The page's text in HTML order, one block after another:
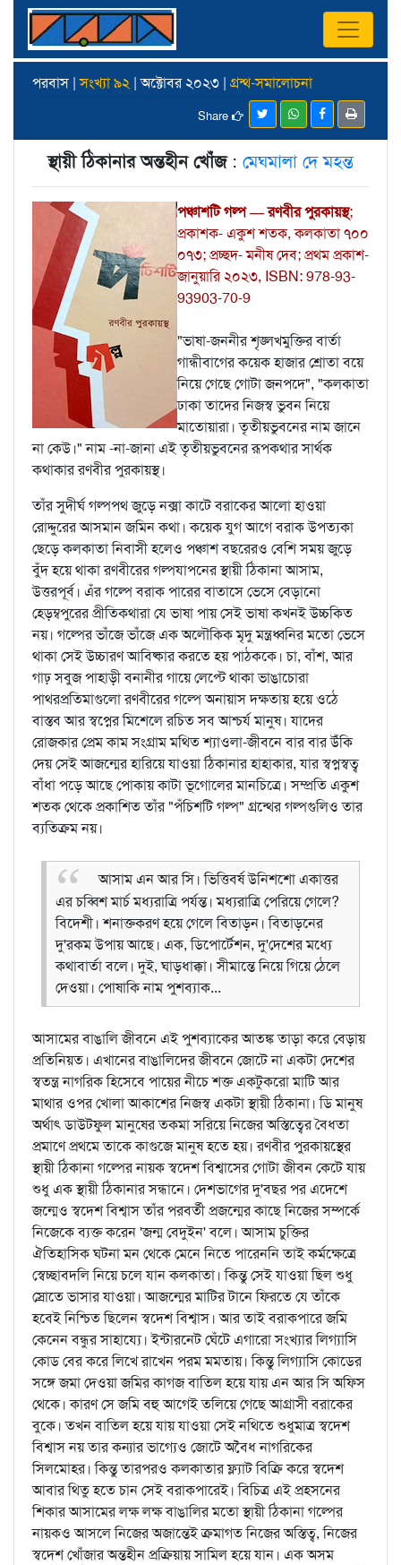
পরবাস |সংখ্যা ৯২ | অক্টোবর ২০২৩ | গ্রন্থ-সমালোচনা
Share
স্থায়ী ঠিকানার অন্তহীন খোঁজ: মেঘমালা দে মহন্ত
পঞ্চাশটি গল্প — রণবীর পুরকায়স্থ;
প্রকাশক- একুশ শতক, কলকাতা ৭০০
০৭৩; প্রচ্ছদ- মনীষ দেব; প্রথম প্রকাশ-
জানুয়ারি ২০২৩, ISBN: 978-93-
93903-70-9
"ভাষা-জননীর শৃঙ্লখমুক্তির বার্তা
গান্ধীবাগের কয়েক হাজার শ্রোতা বয়ে
নিয়ে গেছে গোটা জনপদে", "কলকাতা
ঢাকা তাদের নিজস্ব ভুবন নিয়ে
মাতোয়ারা। তৃতীয়ভুবনের নাম জানে
না কেউ।" নাম -না-জানা এই তৃতীয়ভুবনের রূপকথার সার্থক
কথাকার রণবীর পুরকায়স্থ।
তাঁর সুদীর্ঘ গল্পপথ জুড়ে নক্সা কাটে বরাকের আলো হাওয়া
রোদ্দুরের আসমান জমিন কথা। কয়েক যুগ আগে বরাক উপত্যকা
ছেড়ে কলকাতা নিবাসী হলেও পঞ্চাশ বছরেরও বেশি সময় জুড়ে
বুঁদ হয়ে থাকা রণবীরের গল্পযাপনের স্থায়ী ঠিকানা আসাম,
উত্তরপূর্ব। এঁর গল্পে বরাক পারের বাতাসে ভেসে বেড়ানো
হেড়ম্বপুরের প্রীতিকথারা যে ভাষা পায় সেই ভাষা কখনই উচ্চকিত
নয়। গল্পের ভাঁজে ভাঁজে এক অলৌকিক মৃদু মন্ত্রধ্বনির মতো ভেসে
থাকা সেই উচ্চারণ আবিষ্কার করতে হয় পাঠককে। চা, বাঁশ, আর
গাঢ় সবুজ পাহাড়ী বনানীর গায়ে লেপ্টে থাকা ভাঙাচোরা
পাথরপ্রতিমাগুলো রণবীরের গল্পে অনায়াস দক্ষতায় হয়ে ওঠে
বাস্তব আর স্বপ্নের মিশেলে রচিত সব আশ্চর্য মানুষ। যাদের
রোজকার প্রেম কাম সংগ্রাম মথিত শ্যাওলা-জীবনে বার বার উঁকি
দেয় সেই আজন্মের হারিয়ে যাওয়া ঠিকানার হাহাকার, যার স্বপ্নস্বত্ব
বাঁধা পড়ে আছে পোকায় কাটা ভূগোলের মানচিত্রে। সম্প্রতি একুশ
শতক থেকে প্রকাশিত তাঁর "পঁচিশটি গল্প" গ্রন্থের গল্পগুলিও তার
ব্যতিক্রম নয়।
আসাম এন আর সি। ভিত্তিবর্ষ উনিশশো একাত্তর
এর চব্বিশ মার্চ মধ্যরাত্রি পর্যন্ত। মধ্যরাত্রি পেরিয়ে গেলে?
বিদেশী। শনাক্তকরণ হয়ে গেলে বিতাড়ন। বিতাড়নের
দু'রকম উপায় আছে। এক, ডিপোর্টেশন, দু'দেশের মধ্যে
কথাবার্তা বলে। দুই, ঘাড়ধাক্কা। সীমান্তে নিয়ে গিয়ে ঠেলে
দেওয়া। পোষাকি নাম পুশব্যাক...
আসামের বাঙালি জীবনে এই পুশব্যাকের আতঙ্ক তাড়া করে বেড়ায়
প্রতিনিয়ত। এখানের বাঙালিদের জীবনে জোটে না একটা দেশের
স্বতন্ত্র নাগরিক হিসেবে পায়ের নীচে শক্ত একটুকরো মাটি আর
মাথার ওপর খোলা আকাশের নিজস্ব একটা স্থায়ী ঠিকানা। ডি মানুষ
অর্থাৎ ডাউটফুল মানুষের তকমা সরিয়ে নিজের অস্তিত্বের বৈধতা
প্রমাণে প্রথমে তাকে কাগুজে মানুষ হতে হয়। রণবীর পুরকায়স্থের
স্থায়ী ঠিকানা গল্পের নায়ক স্বদেশ বিশ্বাসের গোটা জীবন কেটে যায়
শুধু এক স্থায়ী ঠিকানার সন্ধানে। দেশভাগের দু'বছর পর এদেশে
জন্মেও স্বদেশ বিশ্বাস তাঁর পরবর্তী প্রজন্মের কাছে নিজের সম্পর্কে
নিজেকে ব্যক্ত করেন 'জন্ম বেদুইন' বলে। আসাম চুক্তির
ঐতিহাসিক ঘটনা মন থেকে মেনে নিতে পারেননি তাই কর্মক্ষেত্রে
স্বেচ্ছাবদলি নিয়ে চলে যান কলকাতা। কিন্তু সেই যাওয়া ছিল শুধু
স্রোতে ভাসার যাওয়া। আজন্মের মাটির টানে ফিরতে যে তাঁকে
হবেই নিশ্চিত ছিলেন স্বদেশ বিশ্বাস। আর তাই বরাকপারে জমি
কেনেন বন্ধুর সাহায্যে। ইন্টারনেট ঘেঁটে এগারো সংখ্যার লিগ্যাসি
কোড বের করে লিখে রাখেন পরম মমতায়। কিন্তু লিগ্যাসি কোডের
সঙ্গে জমা দেওয়া জমির কাগজ বাতিল হয়ে যায় এন আর সি অফিস
থেকে। কারণ সে জমি বহু আগেই তলিয়ে গেছে আগ্রাসী বরাকের
বুকে। তখন বাতিল হয়ে যায় যাওয়া সেই নথিতে শুধুমাত্র স্বদেশ
বিশ্বাস নয় তার কন্যার ভাগ্যেও জোটে অবৈধ নাগরিকের
সিলমোহর। কিন্তু তারপরও কলকাতার ফ্ল্যাট বিক্রি করে স্বদেশ
আবার থিতু হতে চান সেই বরাকপারেই। বিচিত্র এই প্রহসনের
শিকার আসামের লক্ষ লক্ষ বাঙালির মতো স্থায়ী ঠিকানা গল্পের
নায়কও আসলে নিজের অজান্তেই ক্রমাগত নিজের অস্তিত্ব, নিজের
স্বদেশ খোঁজার অন্তহীন প্রক্রিয়ায় সামিল হয়ে যান। এক অসম